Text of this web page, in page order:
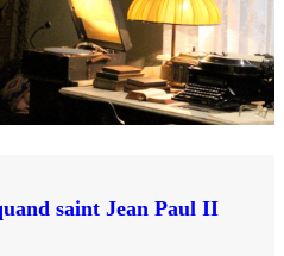
saint Jean Paul II